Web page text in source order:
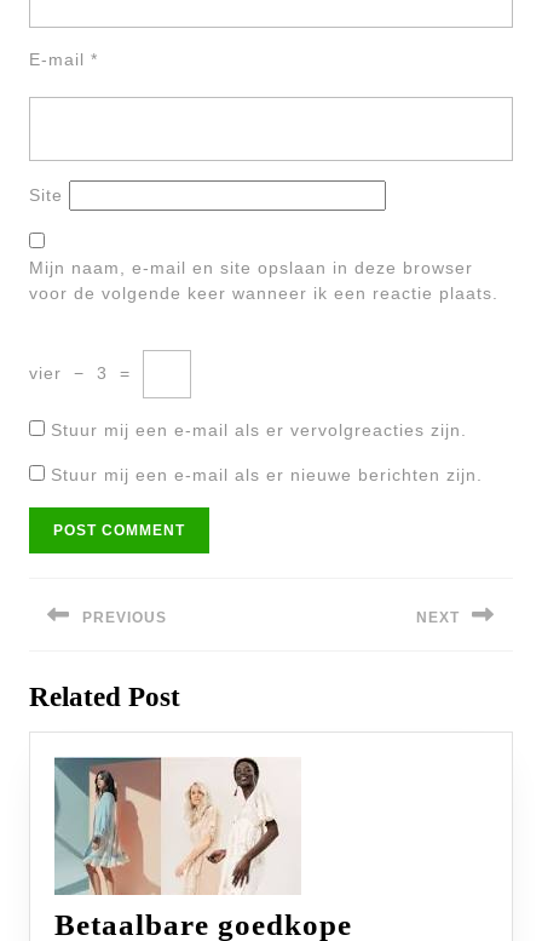
E-mail *
Site
Mijn naam, e-mail en site opslaan in deze browser
voor de volgende keer wanneer ik een reactie plaats.
vier − 3 =
Stuur mij een e-mail als er vervolgreacties zijn.
Stuur mij een e-mail als er nieuwe berichten zijn.
navigatie
PREVIOUS
post:
NEXT
Related Post
Betaalbare goedkope